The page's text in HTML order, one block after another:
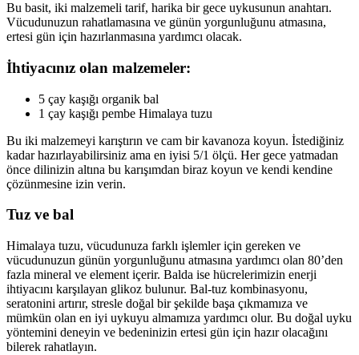
Bu basit, iki malzemeli tarif, harika bir gece uykusunun anahtarı.
Vücudunuzun rahatlamasına ve günün yorgunluğunu atmasına,
ertesi gün için hazırlanmasına yardımcı olacak.
İhtiyacınız olan malzemeler:
5 çay kaşığı organik bal
1 çay kaşığı pembe Himalaya tuzu
Bu iki malzemeyi karıştırın ve cam bir kavanoza koyun. İstediğiniz
kadar hazırlayabilirsiniz ama en iyisi 5/1 ölçü. Her gece yatmadan
önce dilinizin altına bu karışımdan biraz koyun ve kendi kendine
çözünmesine izin verin.
Tuz ve bal
Himalaya tuzu, vücudunuza farklı işlemler için gereken ve
vücudunuzun günün yorgunluğunu atmasına yardımcı olan 80’den
fazla mineral ve element içerir. Balda ise hücrelerimizin enerji
ihtiyacını karşılayan glikoz bulunur. Bal-tuz kombinasyonu,
seratonini artırır, stresle doğal bir şekilde başa çıkmamıza ve
mümkün olan en iyi uykuyu almamıza yardımcı olur. Bu doğal uyku
yöntemini deneyin ve bedeninizin ertesi gün için hazır olacağını
bilerek rahatlayın.